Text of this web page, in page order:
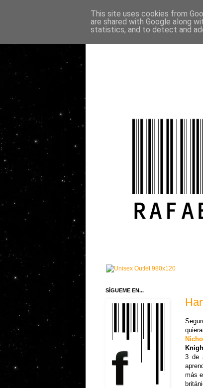
3 de
más
SÍGUEME EN...
This site uses cookies from
are shared with Google along
statistics, and to detect and